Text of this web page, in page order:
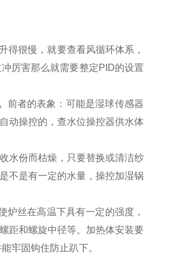
得很慢，就要查看风循环体系，
厉害那么就需要整定PID的设置
前者的表象：可能是湿球传感器
动操控的，查水位操控器供水体
水份而枯燥，只要替换或清洁纱
不是有一定的水量，操控加湿锅
炉丝在高温下具有一定的强度，
距和螺旋中径等。加热体安装要
牢固钩住防止趴下。